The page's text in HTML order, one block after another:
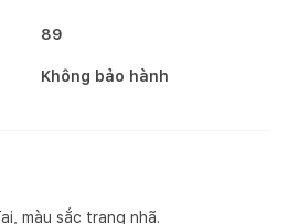
89
Không bảo hành
màu sắc trang nhã.